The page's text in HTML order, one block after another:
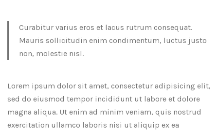
Curabitur varius eros et lacus rutrum consequat.
Mauris sollicitudin enim condimentum, luctus justo
non, molestie nisl.
Lorem ipsum dolor sit amet, consectetur adipisicing elit,
sed do eiusmod tempor incididunt ut labore et dolore
magna aliqua. Ut enim ad minim veniam, quis nostrud
exercitation ullamco laboris nisi ut aliquip ex ea